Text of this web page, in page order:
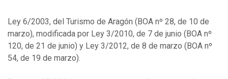
Ley 6/2003, del Turismo de Aragón (BOA nº 28, de 10 de
marzo), modificada por Ley 3/2010, de 7 de junio (BOA nº
120, de 21 de junio) y Ley 3/2012, de 8 de marzo (BOA nº
54, de 19 de marzo).